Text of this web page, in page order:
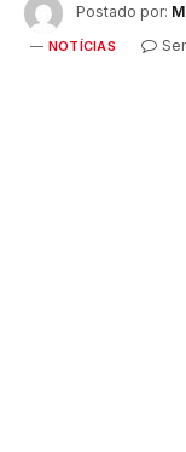
Postado por:
NOTÍCIAS